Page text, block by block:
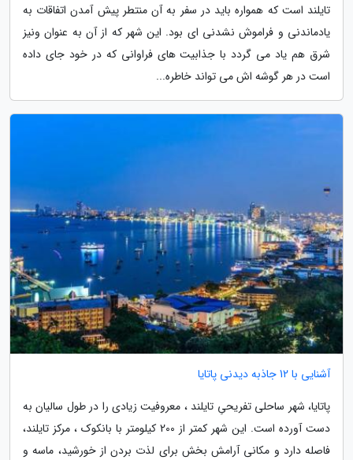
تایلند است که همواره باید در سفر به آن منتطر پیش آمدن اتفاقات به
یادماندنی و فراموش نشدنی ای بود. این شهر که از آن به عنوان ونیز
شرق هم یاد می گردد با جذابیت های فراوانی که در خود جای داده
است در هر گوشه اش می تواند خاطره...
آشنایی با 12 جاذبه دیدنی پاتایا
پاتایا، شهر ساحلی تفریحیِ تایلند ، معروفیت زیادی را در طول سالیان به
دست آورده است. این شهر کمتر از 200 کیلومتر با بانکوک ، مرکز تایلند،
فاصله دارد و مکانی آرامش بخش برای لذت بردن از خورشید، ماسه و